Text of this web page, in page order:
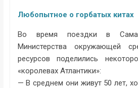
Любопытное о горбатых китах
Во время поездки в
Министерства окружающей
ресурсов поделились
«королевах Атлантики»:
— В среднем они живут 50 лет,